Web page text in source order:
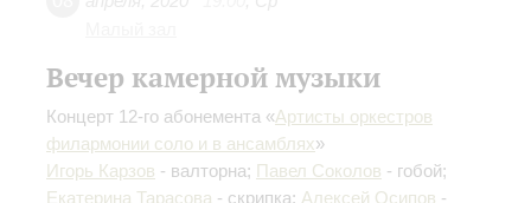
Вечер камерной музыки
Концерт 12-го абонемента «Артисты оркестров
филармонии соло и в ансамблях»
Игорь Карзов - валторна; Павел Соколов - гобой;
Екатерина Тарасова - скрипка; Алексей Осипов -